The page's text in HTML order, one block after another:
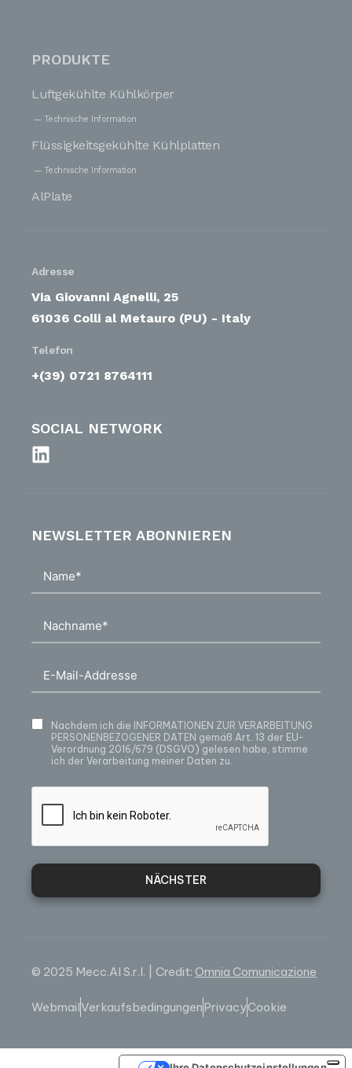
PRODUKTE
Luftgekühlte Kühlkörper
Technische Information
Flüssigkeitsgekühlte Kühlplatten
Technische Information
AlPlate
Adresse
Via Giovanni Agnelli, 25
61036 Colli al Metauro (PU) - Italy
Telefon
+(39) 0721 8764111
SOCIAL NETWORK
NEWSLETTER ABONNIEREN
Nachdem ich die INFORMATIONEN ZUR VERARBEITUNG
PERSONENBEZOGENER DATEN gemäß Art. 13 der EU-
Verordnung 2016/679 (DSGVO) gelesen habe, stimme
ich der Verarbeitung meiner Daten zu.
NÄCHSTER
© 2025 Mecc.Al S.r.l. | Credit: Omnia Comunicazione
WebmailVerkaufsbedingungenPrivacyCookie